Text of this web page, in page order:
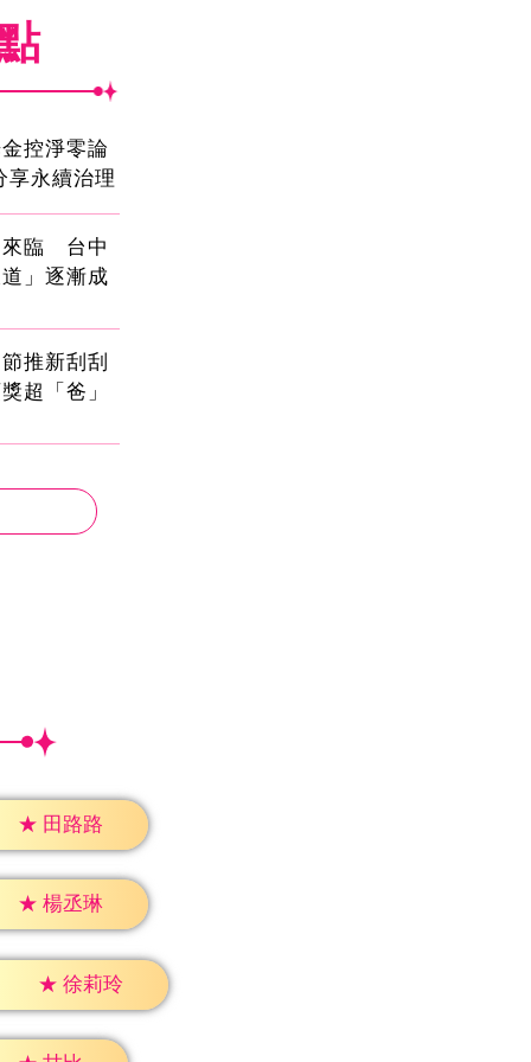
控淨零論
享永續治理
來臨 台中
」逐漸成
推新刮刮
超「爸」
★ 田路路
★ 楊丞琳
★ 徐莉玲